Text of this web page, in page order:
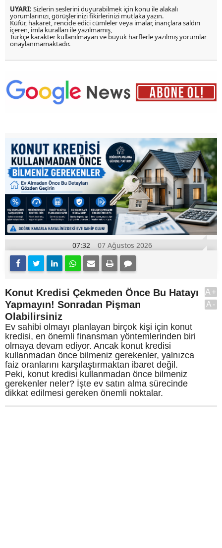
UYARI: Sizlerin seslerini duyurabilmek için konu ile alakalı
yorumlarınızı, görüşlerinizi fikirlerinizi mutlaka yazın.
Küfür, hakaret, rencide edici cümleler veya imalar, inançlara saldırı
içeren, imla kuralları ile yazılmamış,
Türkçe karakter kullanılmayan ve büyük harflerle yazılmış yorumlar
onaylanmamaktadır.
07:32 07 Ağustos 2026
Konut Kredisi Çekmeden Önce Bu Hatayı
Yapmayın! Sonradan Pişman
Olabilirsiniz
Ev sahibi olmayı planlayan birçok kişi için konut
kredisi, en önemli finansman yöntemlerinden biri
olmaya devam ediyor. Ancak konut kredisi
kullanmadan önce bilmeniz gerekenler, yalnızca
faiz oranlarını karşılaştırmaktan ibaret değil.
Peki, konut kredisi kullanmadan önce bilmeniz
gerekenler neler? İşte ev satın alma sürecinde
dikkat edilmesi gereken önemli noktalar.
A+
A-